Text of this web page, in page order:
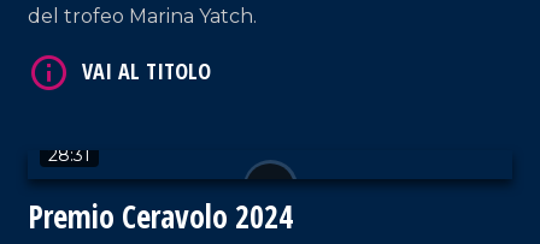
del trofeo Marina Yatch.
28:31
Premio Ceravolo 2024
VAI AL TITOLO